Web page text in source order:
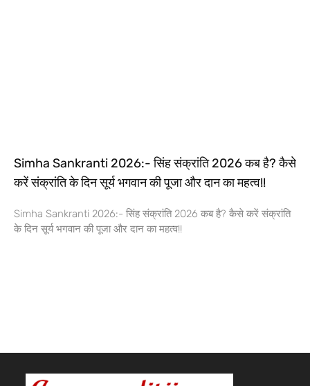
Simha Sankranti 2026:- सिंह संक्रांति 2026 कब है? कैसे
करें संक्रांति के दिन सूर्य भगवान की पूजा और दान का महत्व!!
Simha Sankranti 2026:- सिंह संक्रांति 2026 कब है? कैसे करें संक्रांति
के दिन सूर्य भगवान की पूजा और दान का महत्व!!